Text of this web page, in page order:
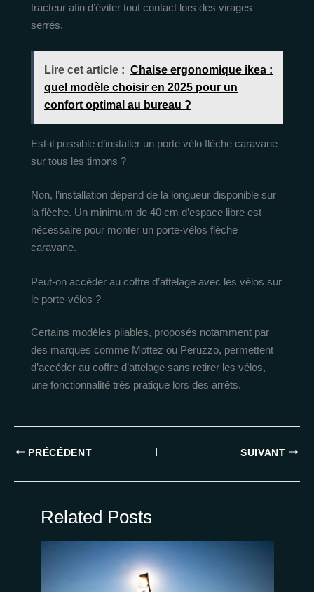
tracteur afin d’éviter tout contact lors des virages
serrés.
Lire cet article : Chaise ergonomique ikea :
quel modèle choisir en 2025 pour un
confort optimal au bureau ?
Est-il possible d’installer un porte vélo flèche caravane
sur tous les timons ?
Non, l’installation dépend de la longueur disponible sur
la flèche. Un minimum de 40 cm d’espace libre est
nécessaire pour monter un porte-vélos flèche
caravane.
Peut-on accéder au coffre d’attelage avec les vélos sur
le porte-vélos ?
Certains modèles pliables, proposés notamment par
des marques comme Mottez ou Peruzzo, permettent
d’accéder au coffre d’attelage sans retirer les vélos,
une fonctionnalité très pratique lors des arrêts.
PRÉCÉDENT SUIVANT
Related Posts